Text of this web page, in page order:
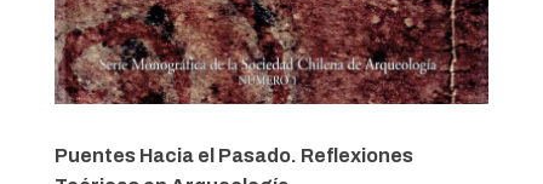
Puentes Hacia el Pasado. Reflexiones